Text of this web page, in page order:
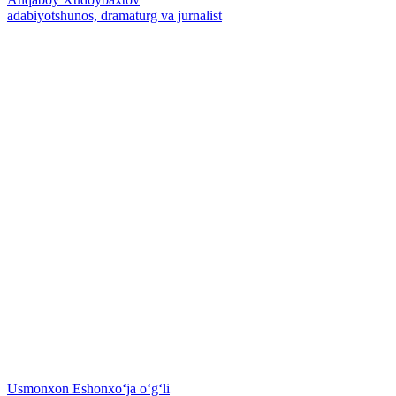
adabiyotshunos, dramaturg va jurnalist
Usmonxon Eshonxoʻja oʻgʻli